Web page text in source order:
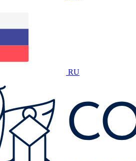
RU